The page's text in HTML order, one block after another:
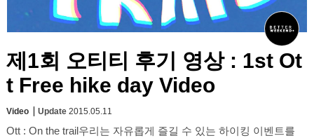
제1회 오티티 후기 영상 : 1st Ot
t Free hike day Video
Video Update 2015.05.11
Ott : On the trail우리는 자유롭게 즐길 수 있는 하이킹 이벤트를